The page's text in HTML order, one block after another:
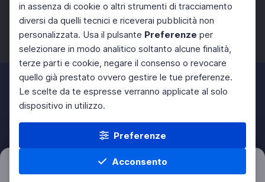
in assenza di cookie o altri strumenti di tracciamento
diversi da quelli tecnici e riceverai pubblicità non
personalizzata. Usa il pulsante Preferenze per
selezionare in modo analitico soltanto alcune finalità,
terze parti e cookie, negare il consenso o revocare
quello già prestato ovvero gestire le tue preferenze.
Le scelte da te espresse verranno applicate al solo
dispositivo in utilizzo.
Preferenze
Acconsento
Filtri Azzera
Facebook Twitter Instagram